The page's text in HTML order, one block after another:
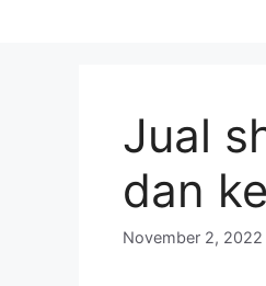
Jual
dan
November 2, 2022